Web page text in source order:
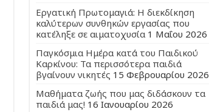
Εργατική Πρωτομαγιά: Η διεκδίκηση
καλύτερων συνθηκών εργασίας που
κατέληξε σε αιματοχυσία 1 Μαΐου 2026
Παγκόσμια Ημέρα κατά του Παιδικού
Καρκίνου: Τα περισσότερα παιδιά
βγαίνουν νικητές 15 Φεβρουαρίου 2026
Μαθήματα ζωής που μας διδάσκουν τα
παιδιά μας! 16 Ιανουαρίου 2026